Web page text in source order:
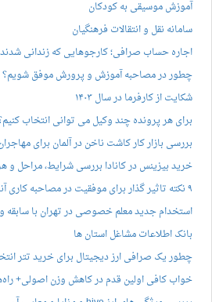
آموزش موسیقی به کودکان
سامانه نقل و انتقالات فرهنگیان
اجاره حساب صرافی؛ کارجوهایی که زندانی
چطور در مصاحبه‌ آموزش و پرورش موفق شویم؟
شکایت از کارفرما در سال ۱۴۰۳
برای هر پرونده چند وکیل می توانی انتخاب
بررسی بازار کار کاشت ناخن در آلمان برای
خرید بیزینس در کانادا بررسی شرایط، مراحل و
۹ نکته تاثیر گذار برای موفقیت در مصاحبه کاری آنلاین
استخدام جدید معلم خصوصی در تهران با سابقه
بانک اطلاعات مشاغل استان ها
چطور یک صرافی ارز دیجیتال برای خرید تتر
خواب کافی اولین قدم در کاهش وزن اصولی+